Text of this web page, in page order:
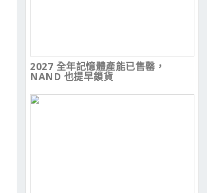
2027 全年記憶體產能已售罄，
NAND 也提早鎖貨